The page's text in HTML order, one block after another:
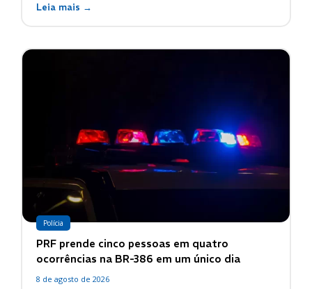
Leia mais →
Polícia
PRF prende cinco pessoas em quatro
ocorrências na BR-386 em um único dia
8 de agosto de 2026